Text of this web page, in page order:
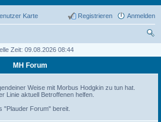
Karte Anmelden
Registrieren
Zeit: 09.08.2026 08:44
MH Forum
Weise mit Morbus Hodgkin zu tun hat.
Linie aktuell Betroffenen helfen.
"Plauder Forum" bereit.